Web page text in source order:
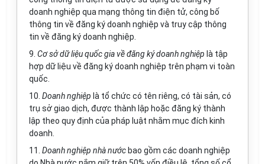
doanh nghiệp qua mạng thông tin điện tử, công bố
thông tin về đăng ký doanh nghiệp và truy cập thông
tin về đăng ký doanh nghiệp.
9. Cơ sở dữ liệu quốc gia về đăng ký doanh nghiệp là tập
hợp dữ liệu về đăng ký doanh nghiệp trên phạm vi toàn
quốc.
10. Doanh nghiệp là tổ chức có tên riêng, có tài sản, có
trụ sở giao dịch, được thành lập hoặc đăng ký thành
lập theo quy định của pháp luật nhằm mục đích kinh
doanh.
11. Doanh nghiệp nhà nước bao gồm các doanh nghiệp